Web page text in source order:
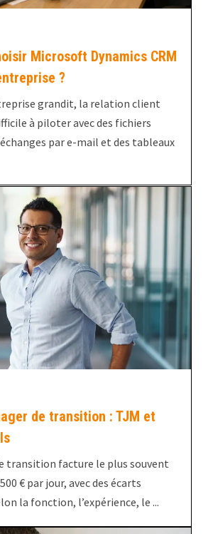
Microsoft Dynamics CRM
?
grandit, la relation client
à piloter avec des fichiers
par e-mail et des tableaux
de transition : TJM et
transition facture le plus souvent
€ par jour, avec des écarts
la fonction, l’expérience, le ...